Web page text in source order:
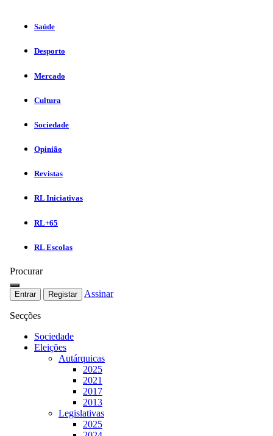
Saúde
Desporto
Mercado
Cultura
Sociedade
Opinião
Revistas
RL Iniciativas
RL+65
RL Escolas
Procurar
Entrar Registar Assinar
Secções
Sociedade
Eleições
Autárquicas
2025
2021
2017
2013
Legislativas
2025